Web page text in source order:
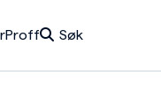
Proff Søk